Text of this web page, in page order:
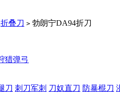
叠刀 > 勃朗宁DA94折刀
猎弹弓
刀 刺刀军刺 刀奴直刀 防暴棍刀